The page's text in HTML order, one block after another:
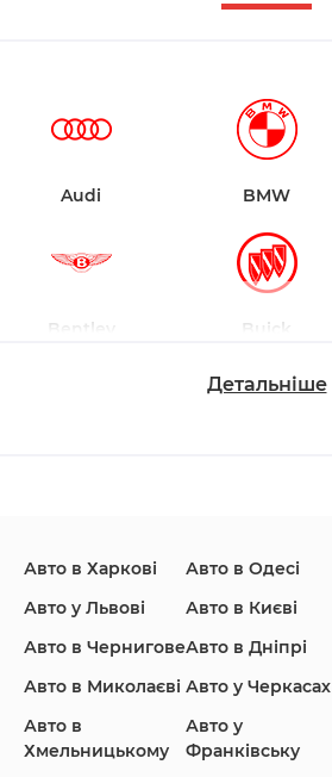
Audi BMW
Bentley Buick
Honda
Infiniti Jaguar
Детальніше
Авто в Харкові
Авто у Львові
Авто в Чернигове
Авто в Миколаєві
Авто в
Хмельницькому
Авто в Одесі
Авто в Києві
Авто в Дніпрі
Авто у Черкасах
Авто у
Франківську